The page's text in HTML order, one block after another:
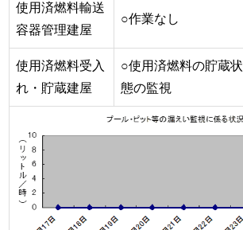
使用済燃料輸送
容器管理建屋
○作業なし
使用済燃料受入
れ・貯蔵建屋
○使用済燃料の貯蔵状
態の監視